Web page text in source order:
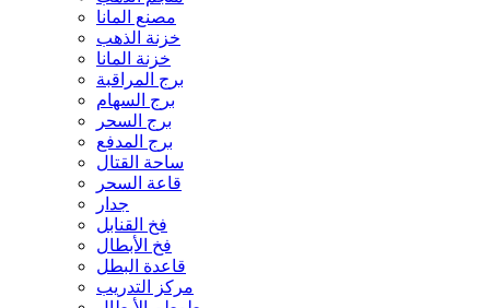
مصنع المانا
خزنة الذهب
خزنة المانا
برج المراقبة
برج السهام
برج السحر
برج المدفع
ساحة القتال
قاعة السحر
جدار
فخ القنابل
فخ الأبطال
قاعدة البطل
مركز التدريب